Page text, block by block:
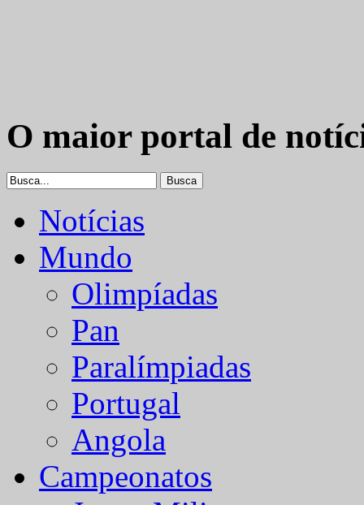
O maior portal de
Notícias
Mundo
Olimpíadas
Pan
Paralímpiadas
Portugal
Angola
Campeonatos